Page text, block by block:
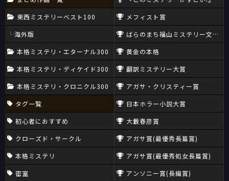
東西ミステリーベスト100
海外版
本格ミステリ・エターナル300
本格ミステリ・ディケイド300
本格ミステリ・クロニクル300
タグ一覧
初心者におすすめ
クローズド・サークル
本格ミステリ
密室
メフィスト賞
ばらのまち福山ミステリー文学新
黄金の本格
翻訳ミステリー大賞
アガサ・クリスティー賞
日本ホラー小説大賞
大藪春彦賞
アガサ賞(最優秀長篇賞)
アガサ賞(最優秀処女長篇賞)
アンソニー賞(長編賞)